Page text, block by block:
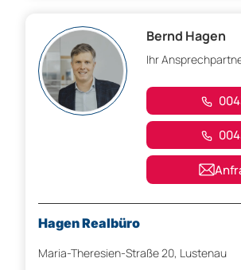
Bernd Hagen
Ihr
Hagen Realbüro
Maria-Theresien-Straße 20, Lustenau